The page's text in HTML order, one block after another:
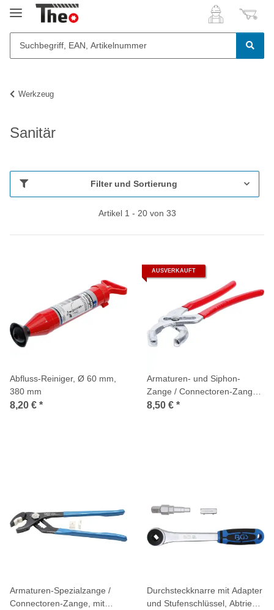
Werkzeug
Sanitär
Filter und Sortierung
Artikel 1 - 20 von 33
Abfluss-Reiniger, Ø 60 mm,
380 mm
8,20 € *
AUSVERKAUFT
Armaturen- und Siphon-
Zange / Connectoren-Zange,
230 mm
8,50 € *
Armaturen-Spezialzange /
Connectoren-Zange, mit
Durchsteckknarre mit Adapter
und Stufenschlüssel, Abtrieb